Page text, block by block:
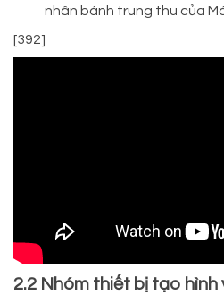
nhân bánh trung thu của
[392]
2.2 Nhóm thiết bị tạo hình